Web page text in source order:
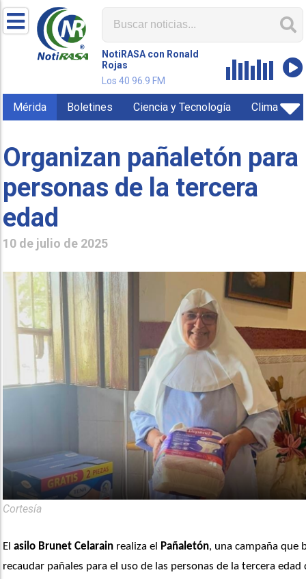
NotiRASA con Ronald
Rojas
Los 40 96.9 FM
Mérida Boletines Ciencia y Tecnología Clima
Organizan pañaletón para
personas de la tercera
edad
10 de julio de 2025
Cortesía
El asilo Brunet Celarain realiza el Pañaletón, una campaña que
recaudar pañales para el uso de las personas de la tercera edad